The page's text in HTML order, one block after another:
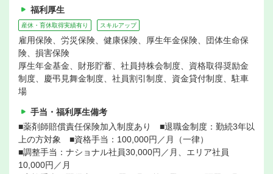
福利厚生
産休・育休取得実績有り スキルアップ
雇用保険、労災保険、健康保険、厚生年金保険、団体生命保
険、損害保険
厚生年金基金、財形貯蓄、社員持株会制度、資格取得奨励金
制度、慶弔見舞金制度、社員割引制度、資金貸付制度、駐車
場
手当・福利厚生備考
■薬剤師賠償責任保険加入制度あり ■退職金制度：勤続3年以
上の方対象 ■資格手当：100,000円／月（一律）
■調整手当：ナショナル社員30,000円／月、エリア社員
10,000円／月